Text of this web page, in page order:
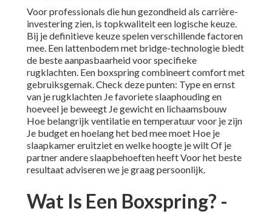
Voor professionals die hun gezondheid als carrière-
investering zien, is topkwaliteit een logische keuze.
Bij je definitieve keuze spelen verschillende factoren
mee. Een lattenbodem met bridge-technologie biedt
de beste aanpasbaarheid voor specifieke
rugklachten. Een boxspring combineert comfort met
gebruiksgemak. Check deze punten: Type en ernst
van je rugklachten Je favoriete slaaphouding en
hoeveel je beweegt Je gewicht en lichaamsbouw
Hoe belangrijk ventilatie en temperatuur voor je zijn
Je budget en hoelang het bed mee moet Hoe je
slaapkamer eruitziet en welke hoogte je wilt Of je
partner andere slaapbehoeften heeft Voor het beste
resultaat adviseren we je graag persoonlijk.
Wat Is Een Boxspring? -